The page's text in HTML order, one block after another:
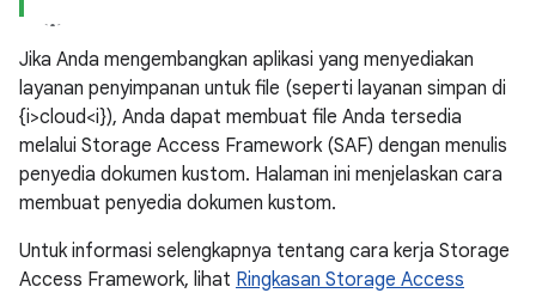
Jika Anda mengembangkan aplikasi yang menyediakan
layanan penyimpanan untuk file (seperti layanan simpan di
{i>cloud<i}), Anda dapat membuat file Anda tersedia
melalui Storage Access Framework (SAF) dengan menulis
penyedia dokumen kustom. Halaman ini menjelaskan cara
membuat penyedia dokumen kustom.
Untuk informasi selengkapnya tentang cara kerja Storage
Access Framework, lihat Ringkasan Storage Access